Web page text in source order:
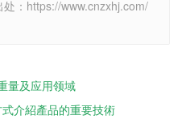
：https://www.cnzxhj.com/
量及应用领域
介紹產品的重要技術